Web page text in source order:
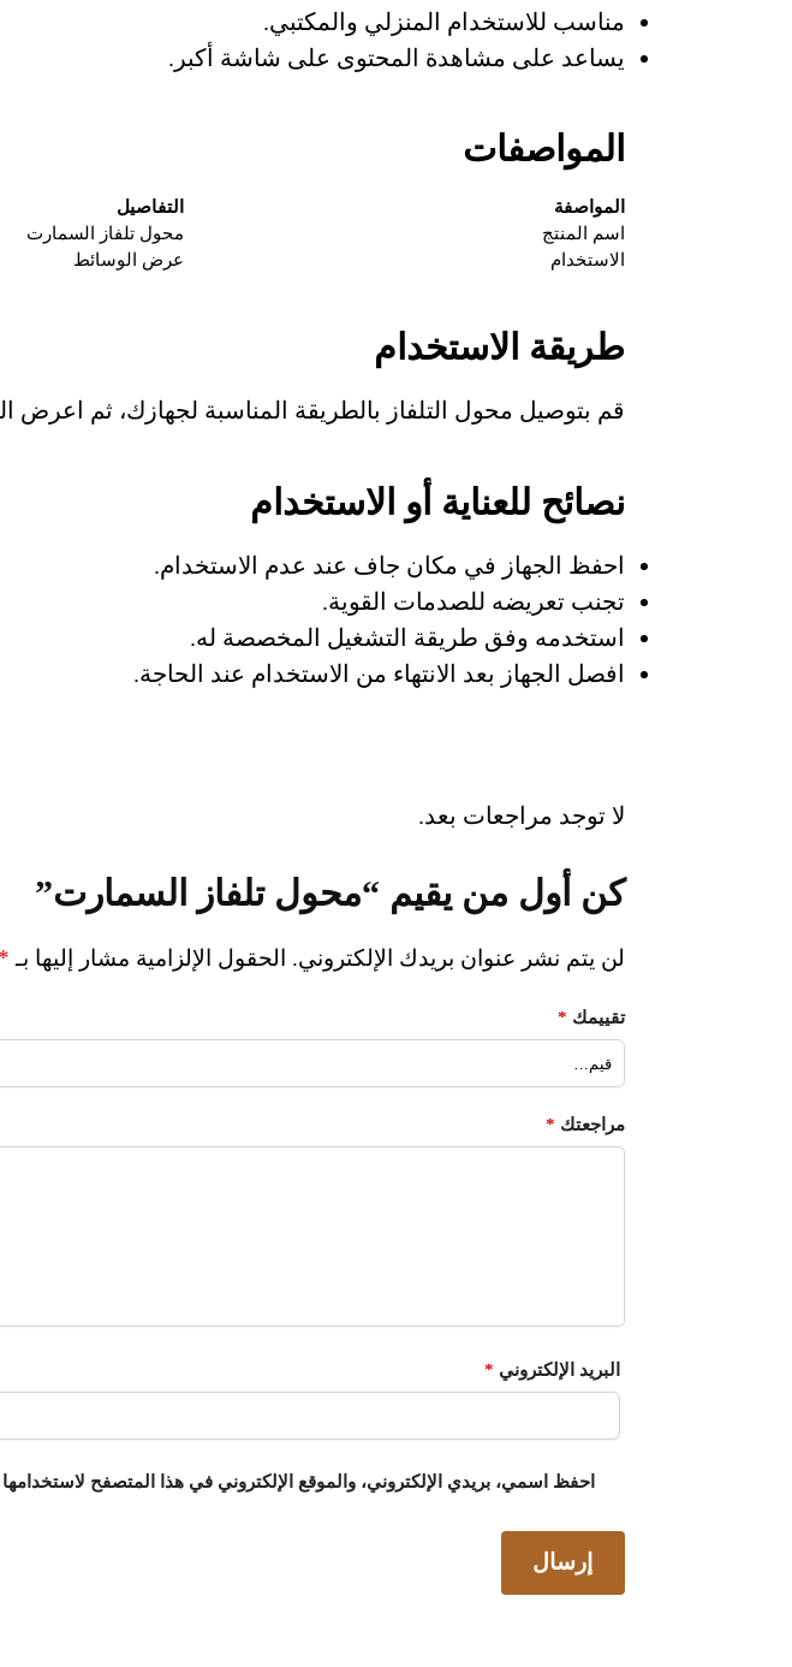
مناسب للاستخدام المنزلي والمكتبي.
يساعد على مشاهدة المحتوى على شاشة أكبر.
المواصفات
المواصفة
التفاصيل
اسم المنتج
محول تلفاز السمارت
الاستخدام
عرض الوسائط
طريقة الاستخدام
قم بتوصيل محول التلفاز بالطريقة المناسبة لجهازك، ثم اعرض
نصائح للعناية أو الاستخدام
احفظ الجهاز في مكان جاف عند عدم الاستخدام.
تجنب تعريضه للصدمات القوية.
استخدمه وفق طريقة التشغيل المخصصة له.
افصل الجهاز بعد الانتهاء من الاستخدام عند الحاجة.
لا توجد مراجعات بعد.
كن أول من يقيم “محول تلفاز السمارت”
لن يتم نشر عنوان بريدك الإلكتروني. الحقول الإلزامية مشار إليها بـ *
تقييمك *
مراجعتك *
البريد الإلكتروني *
احفظ اسمي، بريدي الإلكتروني، والموقع الإلكتروني في هذا المتصفح